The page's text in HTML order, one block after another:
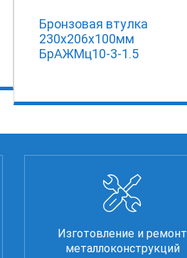
Бронзовая втулка
230x206x100мм
БрАЖМц10-3-1.5
Изготовление и ремонт
металлоконструкций